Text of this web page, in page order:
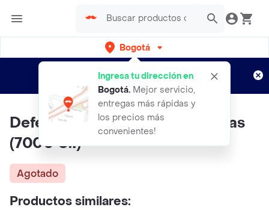
Bogotá
Ingresa tu dirección en
Bogotá. Mejor servicio,
entregas más rápidas y
los precios más
convenientes!
envíos gratis por semanas
Aplican TyC
Deferol Oral en Cápsulas Blandas
(7000 U.I)
Agotado
Productos similares: